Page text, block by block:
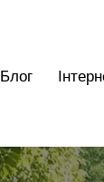
Блог